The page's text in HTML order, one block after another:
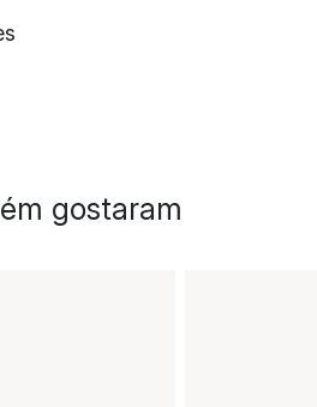
gostaram